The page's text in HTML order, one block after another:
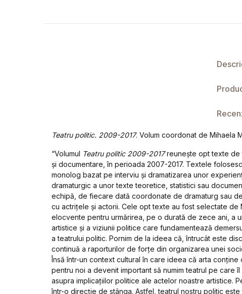
Teatru politic. 2009-2017. Volum coordonat de Mihaela
“Volumul Teatru politic 2009-2017reunește opt texte de
și documentare, în perioada 2007-2017. Textele
monolog bazat pe interviu și dramatizarea unor
dramaturgic a unor texte teoretice, statistici sau
echipă, de fiecare dată coordonate de dramaturg sau
cu actrițele și actorii. Cele opt texte au fost selectate de
elocvente pentru urmărirea, pe o durată de zece ani, a
artistice și a viziunii politice care fundamentează
a teatrului politic. Pornim de la ideea că, întrucât este
continuă a raporturilor de forțe din organizarea unei
Însă într-un context cultural în care ideea că arta conține
pentru noi a devenit important să numim teatrul pe
asupra implicațiilor politice ale actelor noastre artistice.
într-o direcție de stânga. Astfel, teatrul nostru politic